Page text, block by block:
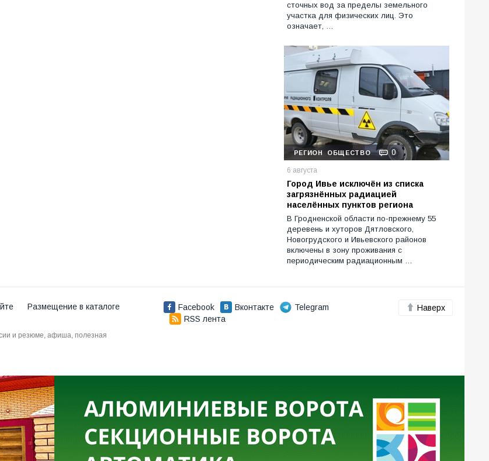
сточных вод за пределы земельного
участка для физических лиц. Это
означает, …
РЕГИОН ОБЩЕСТВО 0
6 августа
Город Ивье исключён из списка
загрязнённых радиацией
населённых пунктов региона
В Гродненской области по-прежнему 55
деревень и хуторов Дятловского,
Новогрудского и Ивьевского районов
включены в зону проживания с
периодическим радиационным …
Размещение в каталоге
и резюме, афиша, полезная
Facebook Вконтакте
Telegram
RSS лента
Наверх